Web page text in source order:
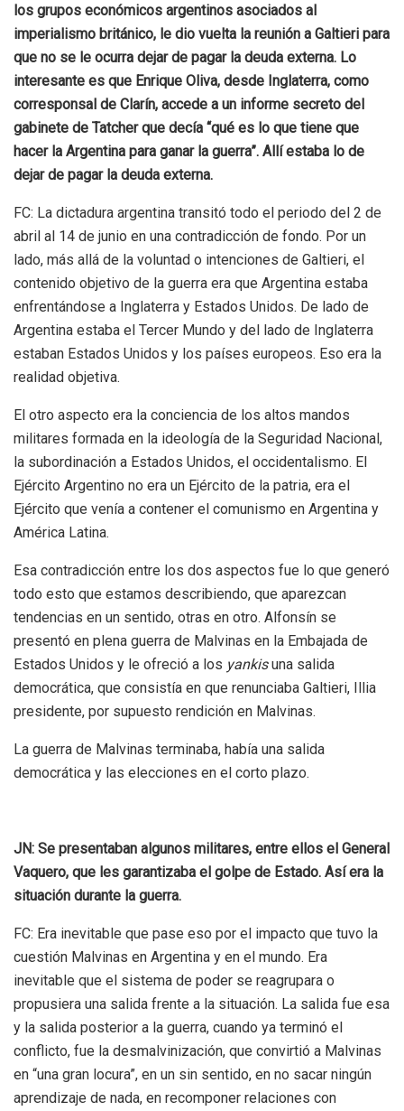
los grupos económicos argentinos asociados al
imperialismo británico, le dio vuelta la reunión a Galtieri para
que no se le ocurra dejar de pagar la deuda externa. Lo
interesante es que Enrique Oliva, desde Inglaterra, como
corresponsal de Clarín, accede a un informe secreto del
gabinete de Tatcher que decía “qué es lo que tiene que
hacer la Argentina para ganar la guerra”. Allí estaba lo de
dejar de pagar la deuda externa.
FC: La dictadura argentina transitó todo el periodo del 2 de
abril al 14 de junio en una contradicción de fondo. Por un
lado, más allá de la voluntad o intenciones de Galtieri, el
contenido objetivo de la guerra era que Argentina estaba
enfrentándose a Inglaterra y Estados Unidos. De lado de
Argentina estaba el Tercer Mundo y del lado de Inglaterra
estaban Estados Unidos y los países europeos. Eso era la
realidad objetiva.
El otro aspecto era la conciencia de los altos mandos
militares formada en la ideología de la Seguridad Nacional,
la subordinación a Estados Unidos, el occidentalismo. El
Ejército Argentino no era un Ejército de la patria, era el
Ejército que venía a contener el comunismo en Argentina y
América Latina.
Esa contradicción entre los dos aspectos fue lo que generó
todo esto que estamos describiendo, que aparezcan
tendencias en un sentido, otras en otro. Alfonsín se
presentó en plena guerra de Malvinas en la Embajada de
Estados Unidos y le ofreció a los yankisuna salida
democrática, que consistía en que renunciaba Galtieri, Illia
presidente, por supuesto rendición en Malvinas.
La guerra de Malvinas terminaba, había una salida
democrática y las elecciones en el corto plazo.
JN: Se presentaban algunos militares, entre ellos el General
Vaquero, que les garantizaba el golpe de Estado. Así era la
situación durante la guerra.
FC: Era inevitable que pase eso por el impacto que tuvo la
cuestión Malvinas en Argentina y en el mundo. Era
inevitable que el sistema de poder se reagrupara o
propusiera una salida frente a la situación. La salida fue esa
y la salida posterior a la guerra, cuando ya terminó el
conflicto, fue la desmalvinización, que convirtió a Malvinas
en “una gran locura”, en un sin sentido, en no sacar ningún
aprendizaje de nada, en recomponer relaciones con